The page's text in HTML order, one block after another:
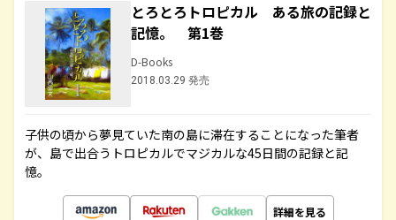
とろとろトロピカル ある旅の記録と
記憶。 第1巻
D-Books
2018.03.29 発売
子供の頃から夢見ていた南の島に滞在することになった筆者
が、島で出合うトロピカルでマジカルな45日間の記録と記
憶。
詳細を見る